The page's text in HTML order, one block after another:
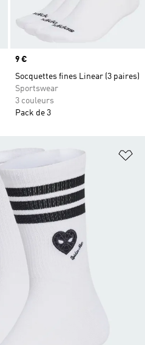
Prix
9 €
Socquettes fines Linear (3 paires)
Sportswear
3 couleurs
Pack de 3